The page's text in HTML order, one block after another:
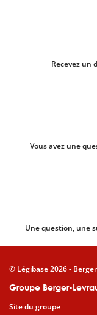
Recevez un
Vous avez une
Une question, une
Groupe Berger-
Site du groupe
© Légibase 2026 -